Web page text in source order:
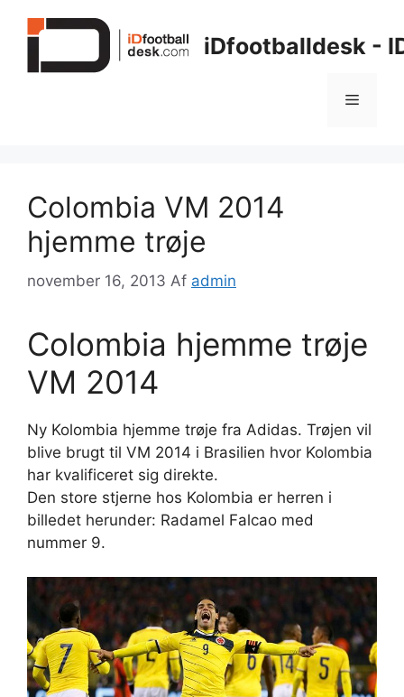
iDfootballdesk -
Menu
Colombia VM 2014
hjemme trøje
november 16, 2013 Af admin
Colombia hjemme trøje
VM 2014
Ny Kolombia hjemme trøje fra Adidas. Trøjen vil
blive brugt til VM 2014 i Brasilien hvor Kolombia
har kvalificeret sig direkte.
Den store stjerne hos Kolombia er herren i
billedet herunder: Radamel Falcao med
nummer 9.